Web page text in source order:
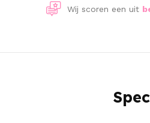
Wij scoren een uit